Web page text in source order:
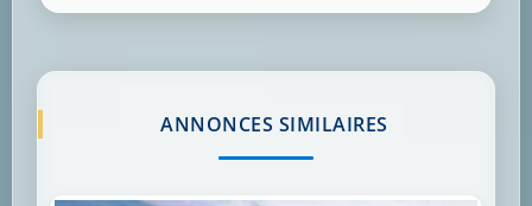
ANNONCES SIMILAIRES